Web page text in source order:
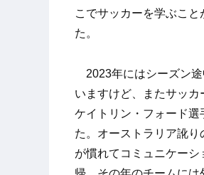
こでサッカーを学ぶこ
た。
2023年にはシーズン途
いますけど、またサッ
ケイトリン・フォード
た。オーストラリア訛
が慣れてコミュニケー